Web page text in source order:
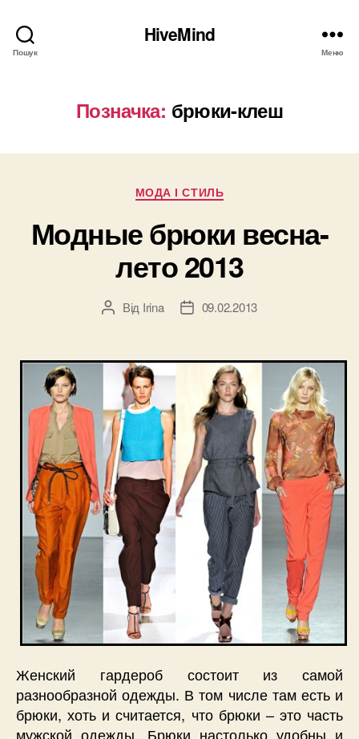
Пошук
HiveMind
Меню
Позначка: брюки-клеш
Категорії
МОДА І СТИЛЬ
Модные брюки весна-
лето 2013
Автор
Від Irina
Дата09.02.2013
Женский гардероб состоит из самой
разнообразной одежды. В том числе там есть и
брюки, хоть и считается, что брюки – это часть
мужской одежды. Брюки настолько удобны и